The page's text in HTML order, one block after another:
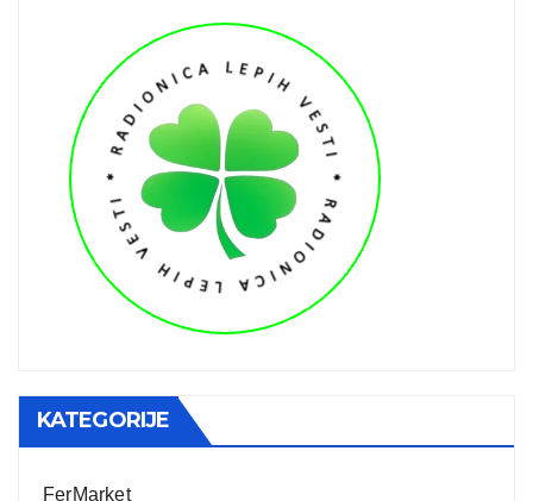
KATEGORIJE
FerMarket